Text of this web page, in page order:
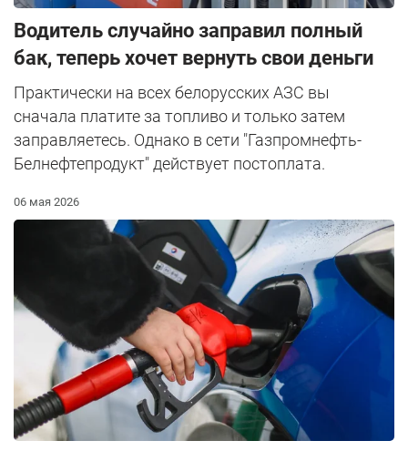
Водитель случайно заправил полный
бак, теперь хочет вернуть свои деньги
Практически на всех белорусских АЗС вы
сначала платите за топливо и только затем
заправляетесь. Однако в сети "Газпромнефть-
Белнефтепродукт" действует постоплата.
06 мая 2026